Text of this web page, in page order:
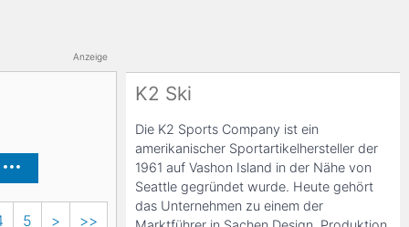
5 > >>
Anzeige
K2 Ski
Die K2 Sports Company ist ein
amerikanischer Sportartikelhersteller der
1961 auf Vashon Island in der Nähe von
Seattle gegründet wurde. Heute gehört
das Unternehmen zu einem der
Bulgarien